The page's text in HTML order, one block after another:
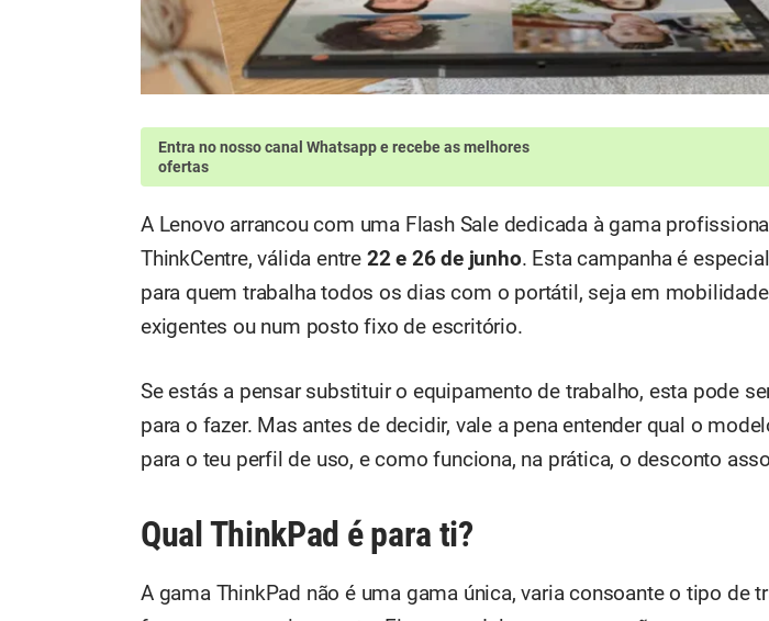
Entra no nosso canal Whatsappe recebe as melhores
ofertas
A Lenovo arrancou com uma Flash Sale dedicada à gama
ThinkCentre, válida entre 22 e 26 de junho. Esta campanha é
para quem trabalha todos os dias com o portátil, seja em
exigentes ou num posto fixo de escritório.
Se estás a pensar substituir o equipamento de trabalho, esta pode
para o fazer. Mas antes de decidir, vale a pena entender qual o
para o teu perfil de uso, e como funciona, na prática, o desconto
Qual ThinkPad é para ti?
A gama ThinkPad não é uma gama única, varia consoante o tipo de